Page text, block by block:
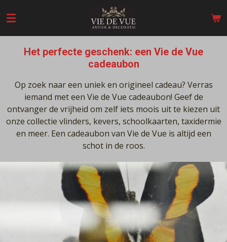
direct
naar
hoofdinhoud
Het perfecte geschenk: een Vie de Vue
cadeaubon
Op zoek naar een uniek en origineel cadeau? Verras
iemand met een Vie de Vue cadeaubon! Geef de
ontvanger de vrijheid om zelf iets moois uit te kiezen uit
onze collectie vlinders, kevers, schoolkaarten, taxidermie
en meer. Een cadeaubon van Vie de Vue is altijd een
schot in de roos.